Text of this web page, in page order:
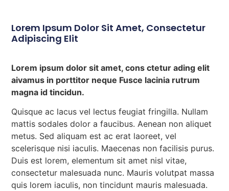
Lorem Ipsum Dolor Sit Amet, Consectetur
Adipiscing Elit
Lorem ipsum dolor sit amet, cons ctetur ading elit
aivamus in porttitor neque Fusce lacinia rutrum
magna id tincidun.
Quisque ac lacus vel lectus feugiat fringilla. Nullam
mattis sodales dolor a faucibus. Aenean non aliquet
metus. Sed aliquam est ac erat laoreet, vel
scelerisque nisi iaculis. Maecenas non facilisis purus.
Duis est lorem, elementum sit amet nisl vitae,
consectetur malesuada nunc. Mauris volutpat massa
quis lorem iaculis, non tincidunt mauris malesuada.